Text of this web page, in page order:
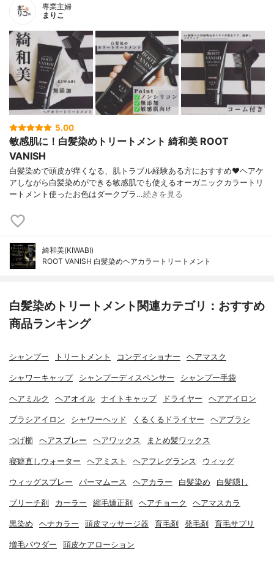
専業主婦
まりこ
5.00
敏感肌に！白髪染めトリートメント 綺和美 ROOT
VANISH
白髪染めで頭皮が痒くなる、肌トラブル経験ある方におすすめ❤ヘアケ
アしながら白髪染めができる敏感肌でも使えるオーガニックカラートリ
ートメント使ったお色はダークブラ…続きを見る
綺和美(KIWABI)
ROOT VANISH 白髪染めヘアカラートリートメント
白髪染めトリートメント関連カテゴリ：おすすめ
商品ランキング
シャンプー トリートメント コンディショナー ヘアマスク
シャワーキャップ シャンプーディスペンサー シャンプー手袋
ヘアミルク ヘアオイル ナイトキャップ ドライヤー ヘアアイロン
ブラシアイロン シャワーヘッド くるくるドライヤー ヘアブラシ
つげ櫛 ヘアスプレー ヘアワックス まとめ髪ワックス
寝癖直しウォーター ヘアミスト ヘアフレグランス ウィッグ
ウィッグスプレー パーマムース ヘアカラー 白髪染め 白髪隠し
ブリーチ剤 カーラー 縮毛矯正剤 ヘアチョーク ヘアマスカラ
黒染め ヘナカラー 頭皮マッサージ器 育毛剤 発毛剤 育毛サプリ
増毛パウダー 頭皮ケアローション